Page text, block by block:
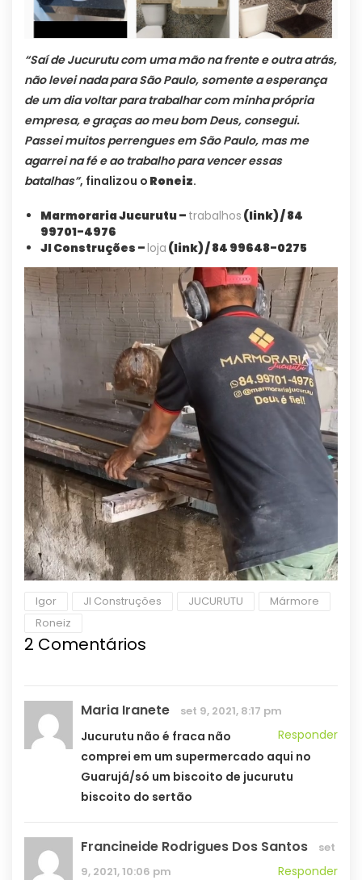
“Saí de Jucurutu com uma mão na frente e outra atrás,
não levei nada para São Paulo, somente a esperança
de um dia voltar para trabalhar com minha própria
empresa, e graças ao meu bom Deus, consegui.
Passei muitos perrengues em São Paulo, mas me
agarrei na fé e ao trabalho para vencer essas
batalhas”, finalizou o Roneiz.
Marmoraria Jucurutu – trabalhos (link) / 84
99701-4976
JI Construções –loja (link) / 84 99648-0275
Igor JI Construções JUCURUTU
Mármore
Roneiz
2 Comentários
Maria Iranete set 9, 2021, 8:17 pm
Responder
Jucurutu não é fraca não
comprei em um supermercado aqui no
Guarujá/só um biscoito de jucurutu
biscoito do sertão
Francineide Rodrigues Dos Santos
set
9, 2021, 10:06 pm
Responder